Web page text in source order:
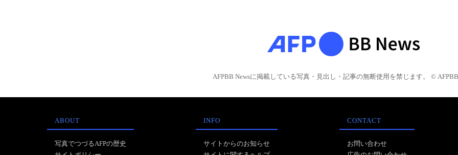
AFPBB Newsに掲載している写真・見出し・記事の無断使用を禁じます。 © AFPBB
ABOUT
写真でつづるAFPの歴史
INFO
サイトからのお知らせ
CONTACT
お問い合わせ